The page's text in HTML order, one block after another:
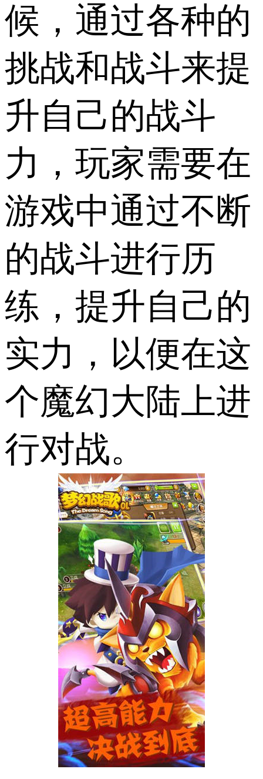
候，通过各种的
挑战和战斗来提
升自己的战斗
力，玩家需要在
游戏中通过不断
的战斗进行历
练，提升自己的
实力，以便在这
个魔幻大陆上进
行对战。